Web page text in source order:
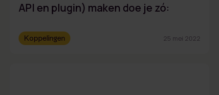
API en plugin) maken doe je zó:
Koppelingen 25 mei 2022